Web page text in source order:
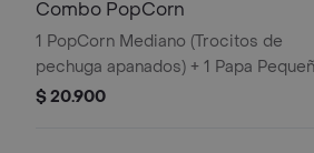
Combo PopCorn
1 PopCorn Mediano (Trocitos de
pechuga apanados) + 1 Papa Pequeña
+ 1 Gaseosa PET 400ml + 1 Blister de
$ 20.900